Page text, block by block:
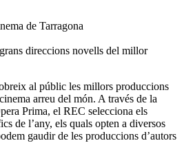
de Tarragona
direccions novells del millor
al públic les millors produccions
arreu del món. A través de la
Prima, el REC selecciona els
de l’any, els quals opten a diversos
gaudir de les produccions d’autors